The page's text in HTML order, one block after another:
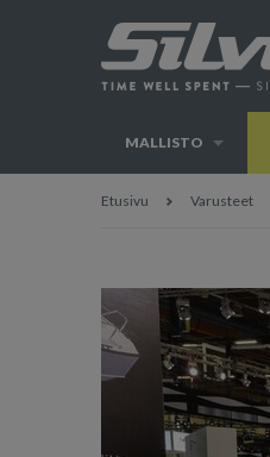
MALLISTO
Etusivu Varusteet